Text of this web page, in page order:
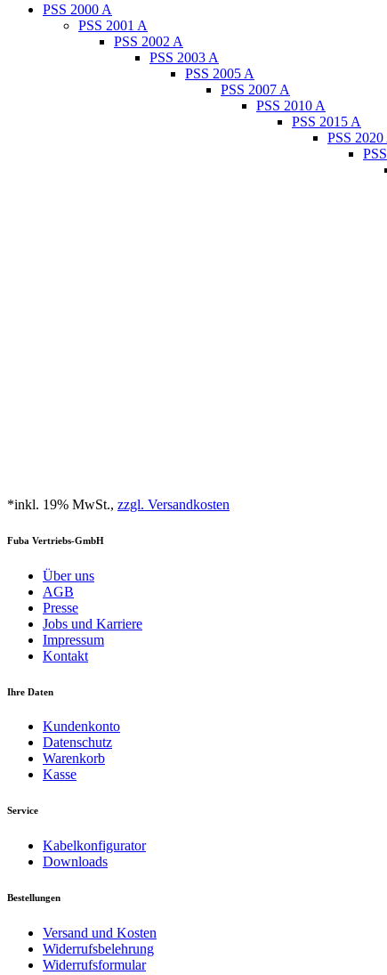
PSS 2000 A
PSS 2001 A
PSS 2002 A
PSS 2003 A
PSS 2005 A
PSS 2007 A
PSS 2010 A
PSS 2015 A
PSS 2020
*inkl. 19% MwSt., zzgl. Versandkosten
Fuba Vertriebs-GmbH
Über uns
AGB
Presse
Jobs und Karriere
Impressum
Kontakt
Ihre Daten
Kundenkonto
Datenschutz
Warenkorb
Kasse
Service
Kabelkonfigurator
Downloads
Bestellungen
Versand und Kosten
Widerrufsbelehrung
Widerrufsformular